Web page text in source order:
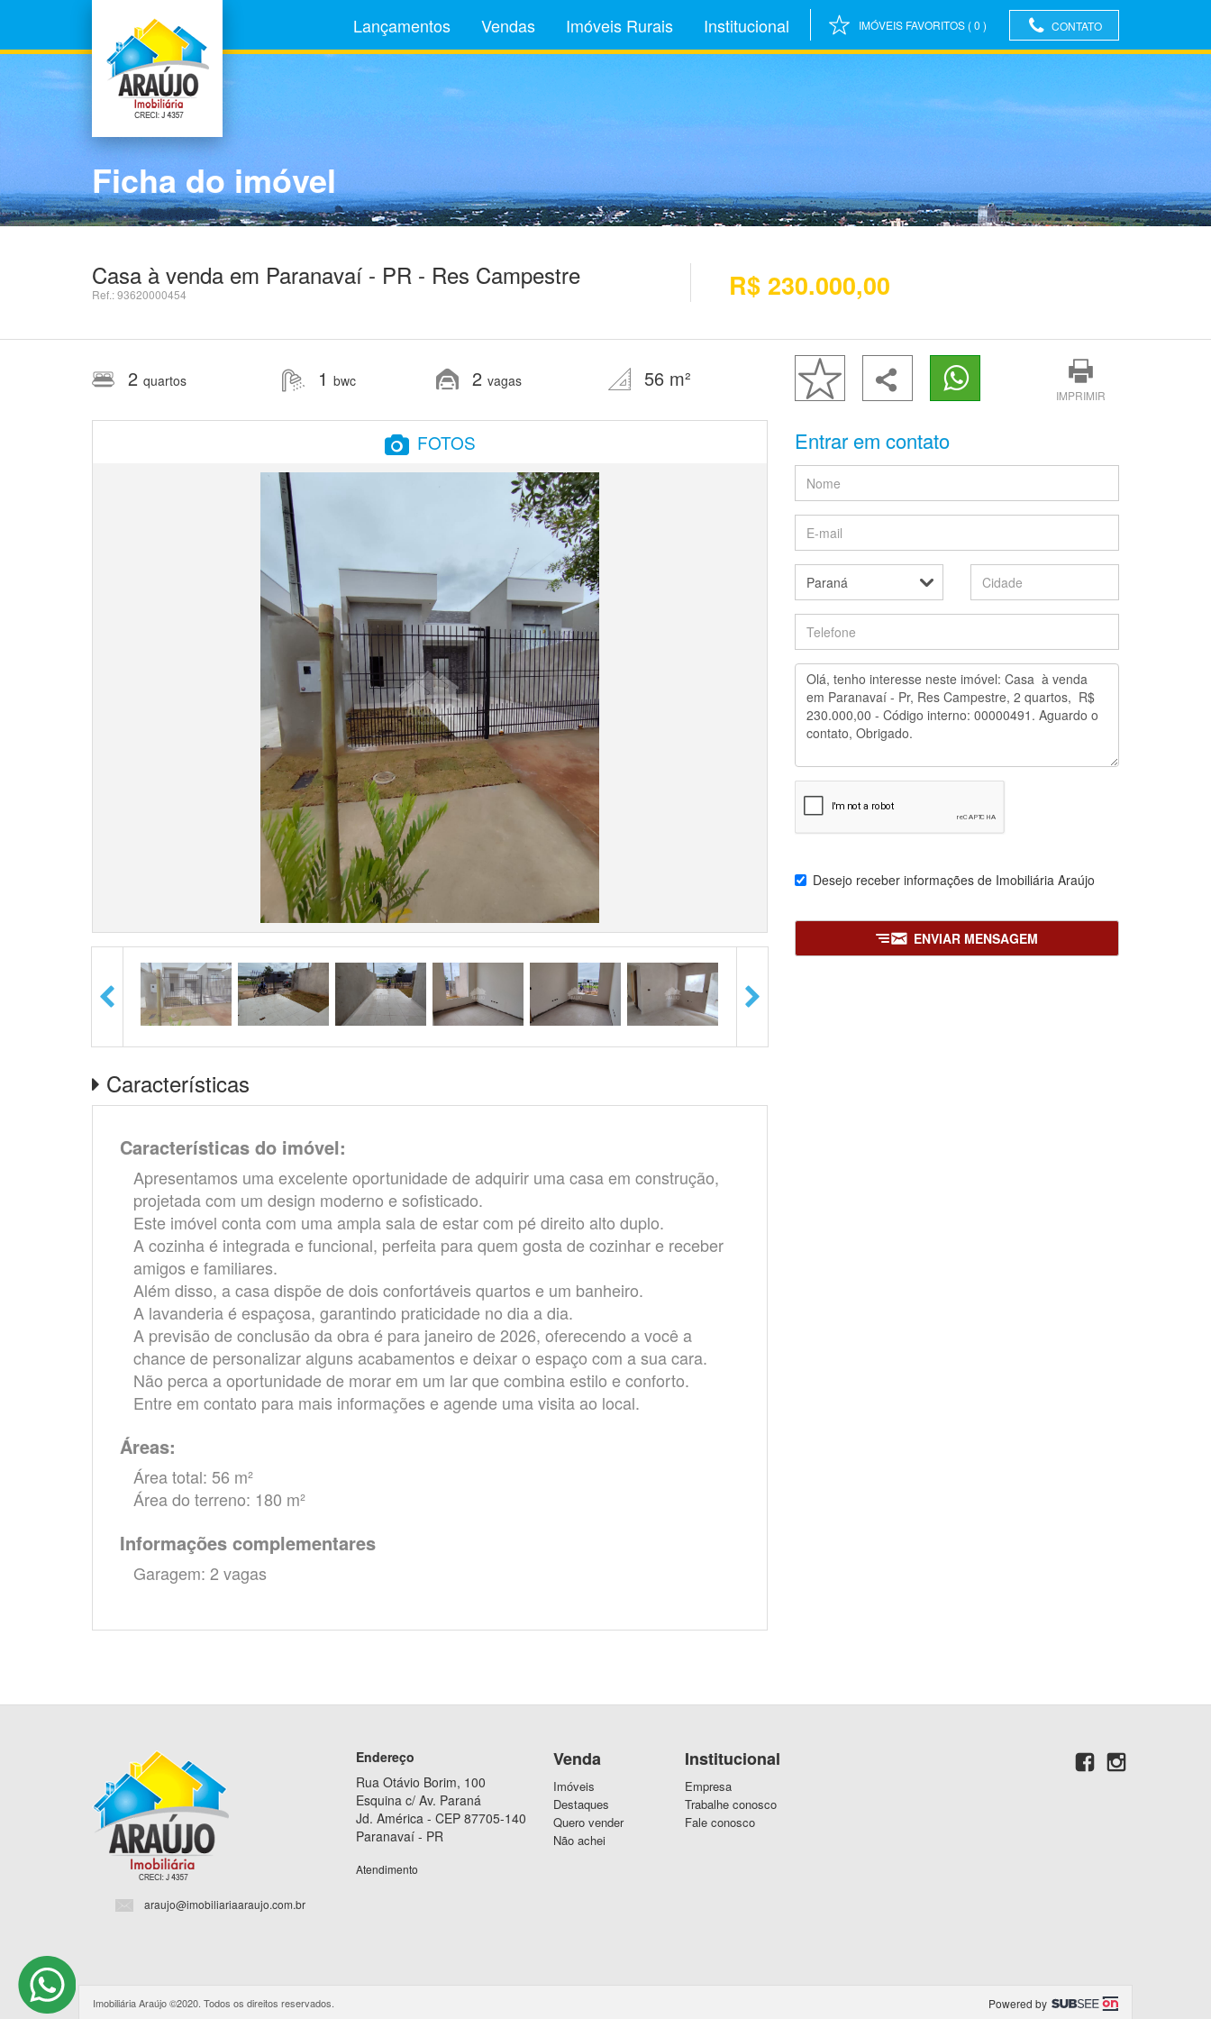
Lançamentos Vendas Imóveis Rurais Institucional IMÓVEIS FAVORITOS (0 ) CONTATO
Ficha do imóvel
Casa à venda em Paranavaí - PR - Res Campestre
Ref.: 93620000454 R$ 230.000,00
2 quartos 1 bwc 2 vagas 56 m²
FOTOS
IMPRIMIR
Entrar em contato
Desejo receber informações de Imobiliária Araújo
ENVIAR MENSAGEM
Características
Características do imóvel:
Apresentamos uma excelente oportunidade de adquirir uma casa em construção,
projetada com um design moderno e sofisticado.
Este imóvel conta com uma ampla sala de estar com pé direito alto duplo.
A cozinha é integrada e funcional, perfeita para quem gosta de cozinhar e receber
amigos e familiares.
Além disso, a casa dispõe de dois confortáveis quartos e um banheiro.
A lavanderia é espaçosa, garantindo praticidade no dia a dia.
A previsão de conclusão da obra é para janeiro de 2026, oferecendo a você a
chance de personalizar alguns acabamentos e deixar o espaço com a sua cara.
Não perca a oportunidade de morar em um lar que combina estilo e conforto.
Entre em contato para mais informações e agende uma visita ao local.
Áreas:
Área total: 56 m²
Área do terreno: 180 m²
Informações complementares
Garagem: 2 vagas
araujo@imobiliariaaraujo.com.br
Endereço
Rua Otávio Borim, 100
Esquina c/ Av. Paraná
Jd. América - CEP 87705-140
Paranavaí - PR
Atendimento
Venda
Imóveis
Destaques
Quero vender
Não achei
Institucional
Empresa
Trabalhe conosco
Fale conosco
Imobiliária Araújo ©2020. Todos os direitos reservados. Powered by